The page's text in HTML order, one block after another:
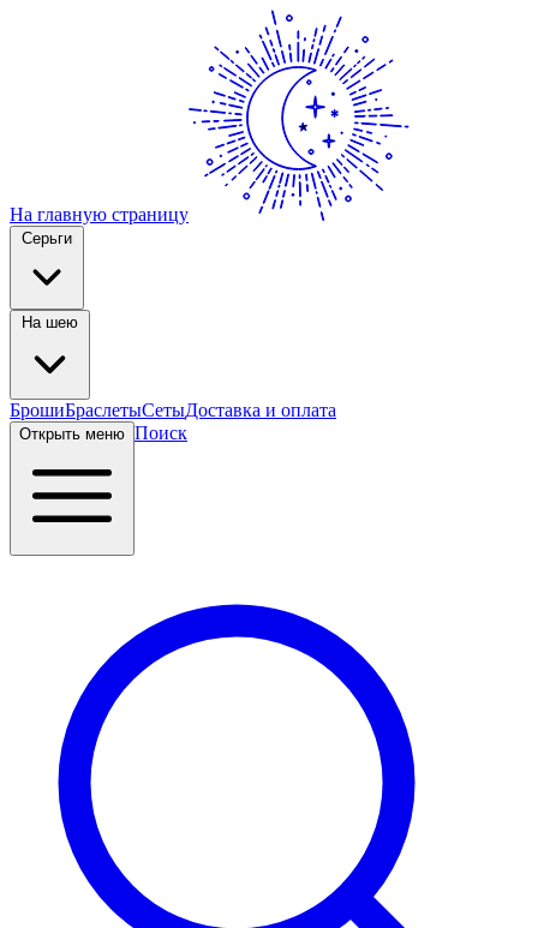
На главную страницу
БрошиБраслетыСетыДоставка и оплата
Открыть меню Поиск